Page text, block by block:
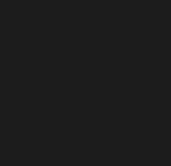
το πολιτιστικό ένθετο της
προσεγγίσεις, λοξές